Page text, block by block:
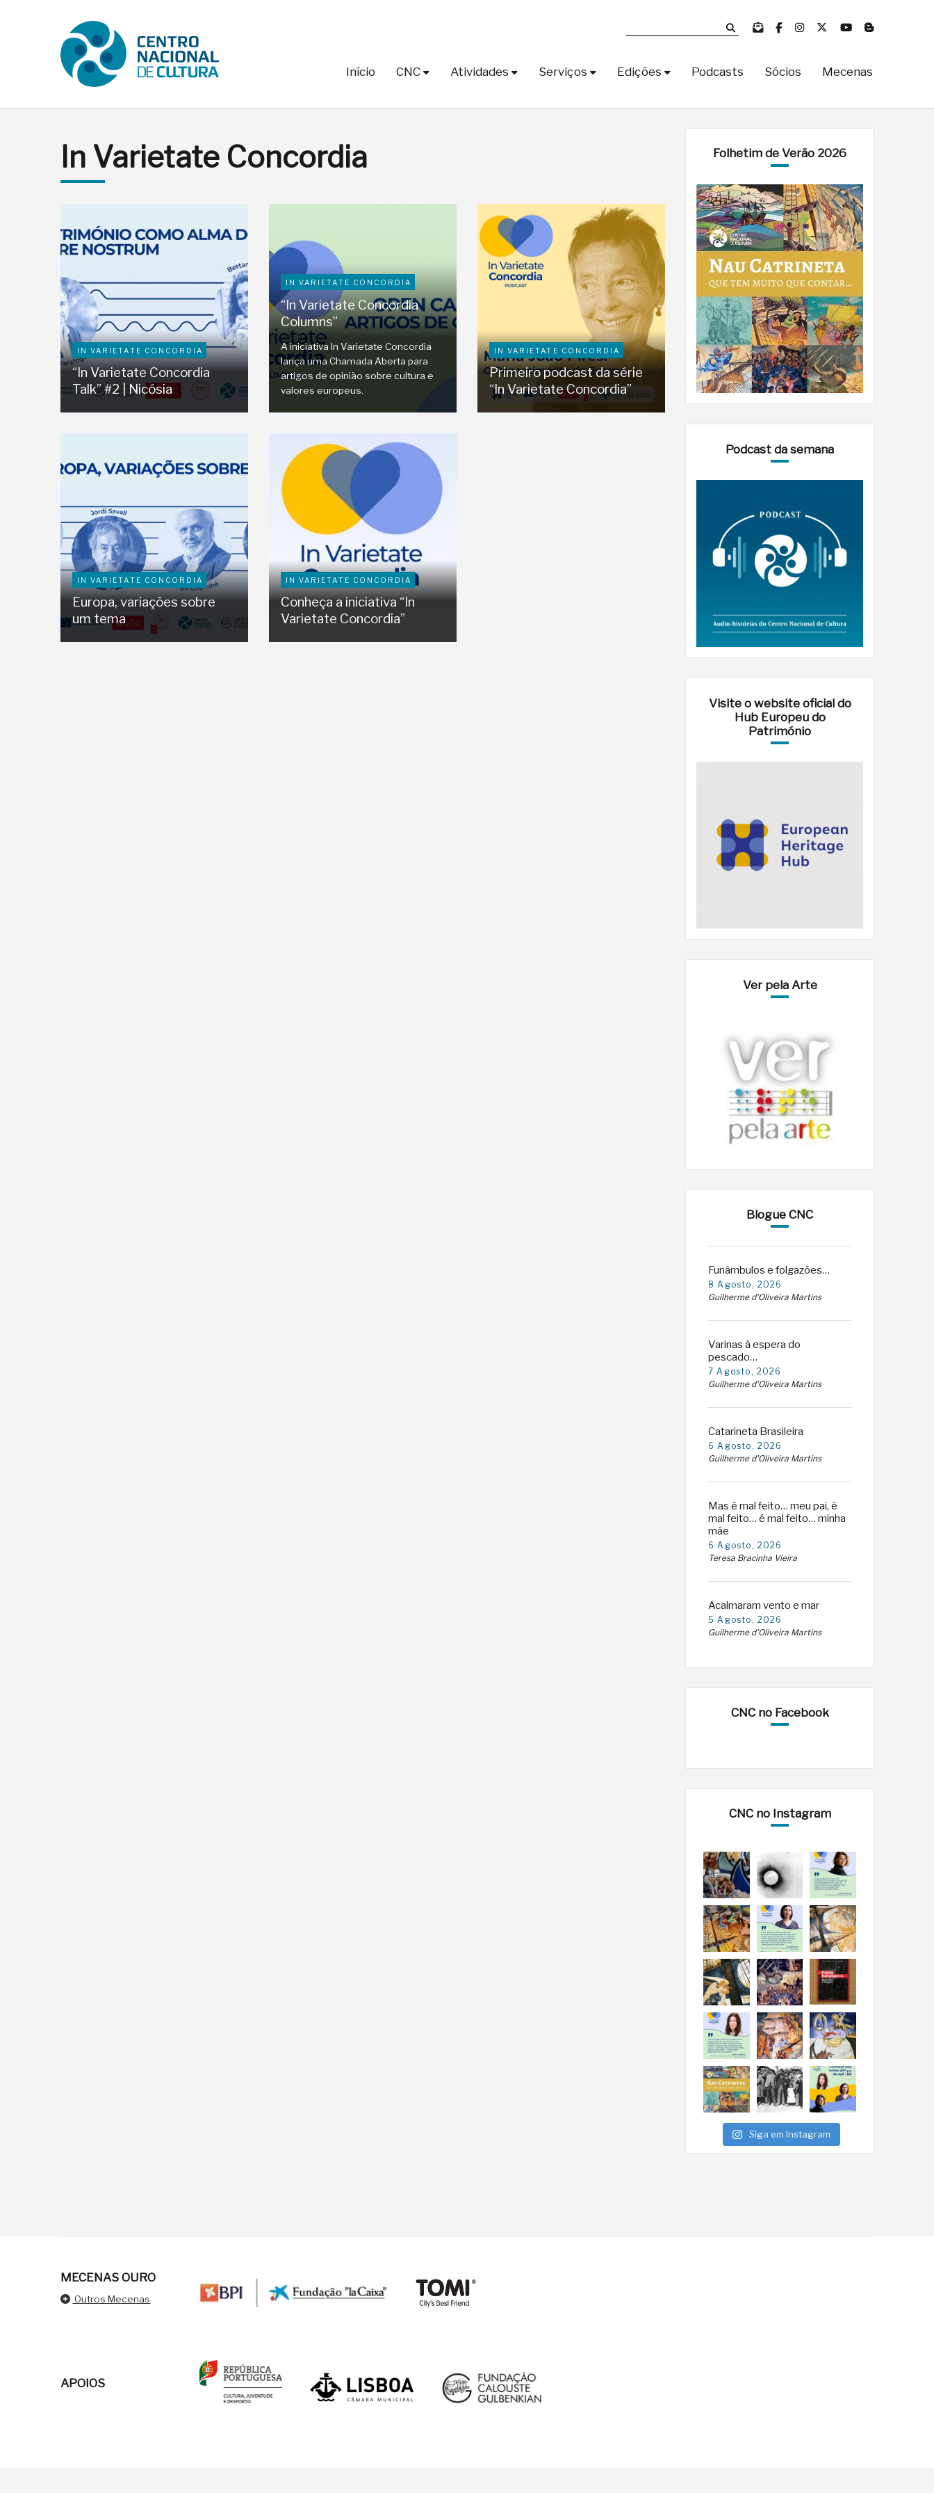
Início CNC Atividades Serviços Edições Podcasts Sócios Mecenas
In Varietate Concordia
IN VARIETATE CONCORDIA
“In Varietate Concordia
Talk” #2 | Nicósia
IN VARIETATE CONCORDIA
“In Varietate Concordia
Columns”
A iniciativa In Varietate Concordia
lança uma Chamada Aberta para
artigos de opinião sobre cultura e
valores europeus.
IN VARIETATE CONCORDIA
Primeiro podcast da série
“In Varietate Concordia”
IN VARIETATE CONCORDIA
Europa, variações sobre
um tema
IN VARIETATE CONCORDIA
Conheça a iniciativa “In
Varietate Concordia”
Folhetim de Verão 2026
Podcast da semana
Visite o website oficial do
Hub Europeu do
Património
Ver pela Arte
Blogue CNC
Funâmbulos e folgazões…
8 Agosto, 2026
Guilherme d'Oliveira Martins
Varinas à espera do
pescado…
7 Agosto, 2026
Guilherme d'Oliveira Martins
Catarineta Brasileira
6 Agosto, 2026
Guilherme d'Oliveira Martins
Mas é mal feito… meu pai, é
mal feito… é mal feito… minha
mãe
6 Agosto, 2026
Teresa Bracinha Vieira
Acalmaram vento e mar
5 Agosto, 2026
Guilherme d'Oliveira Martins
CNC no Facebook
CNC no Instagram
Siga em Instagram
MECENAS OURO
Outros Mecenas
APOIOS